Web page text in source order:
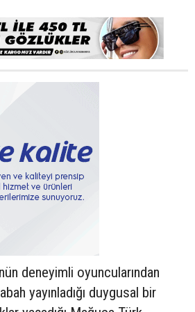
deneyimli oyuncularından
yayınladığı duygusal bir